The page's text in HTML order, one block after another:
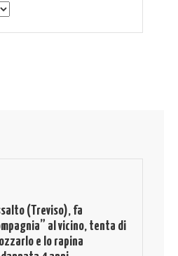
(Treviso), fa
al vicino, tenta di
e lo rapina